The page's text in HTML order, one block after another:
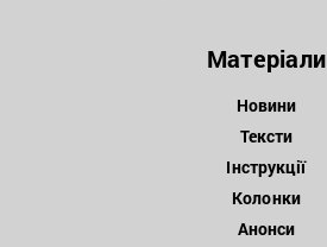
Матеріали
Новини
Тексти
Інструкції
Колонки
Анонси